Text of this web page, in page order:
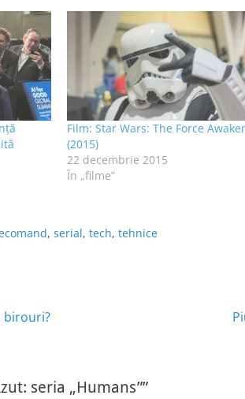
Film: Star Wars: The Force
(2015)
22 decembrie 2015
În „filme”
, serial, tech, tehnice
birouri?
seria „Humans””